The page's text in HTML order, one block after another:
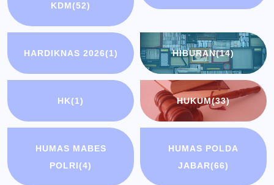
KDM(52)
HARDIKNAS 2026(1) HIBURAN(14)
HK(1) HUKUM(33)
HUMAS MABES
POLRI(4)
HUMAS POLDA
JABAR(66)